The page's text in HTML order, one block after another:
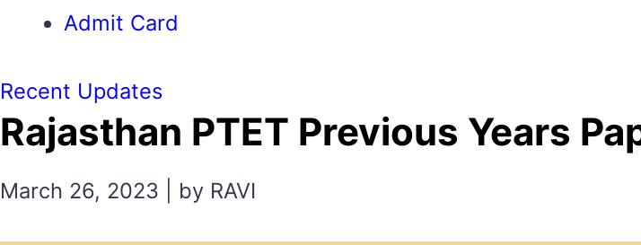
Admit Card
Recent Updates
Rajasthan PTET Previous Years
March 26, 2023 | by RAVI